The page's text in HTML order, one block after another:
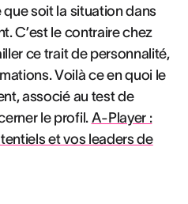
soit la situation dans
C’est le contraire chez
ce trait de personnalité,
Voilà ce en quoi le
associé au test de
le profil. A-Player :
et vos leaders de